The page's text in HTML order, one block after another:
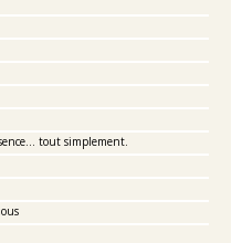
tout simplement.